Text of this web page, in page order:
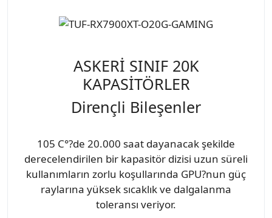
ASKERİ SINIF 20K
KAPASİTÖRLER
Dirençli Bileşenler
105 C°?de 20.000 saat dayanacak şekilde
derecelendirilen bir kapasitör dizisi uzun süreli
kullanımların zorlu koşullarında GPU?nun güç
raylarına yüksek sıcaklık ve dalgalanma
toleransı veriyor.